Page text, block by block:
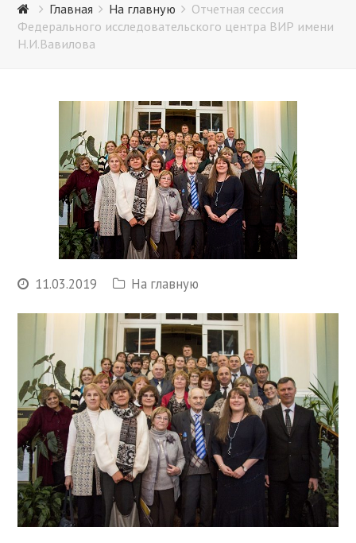
Главная На главную
Отчетная сессия
Федерального исследовательского центра ВИР имени
Н.И.Вавилова
11.03.2019 На главную